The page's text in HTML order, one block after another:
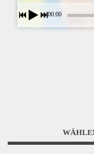
00:00